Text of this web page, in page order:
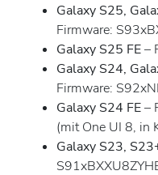
Galaxy S25,
Firmware:
Galaxy S25 FE–
Galaxy S24,
Firmware:
Galaxy S24 FE–
(mit One UI 8, in
Galaxy S23,